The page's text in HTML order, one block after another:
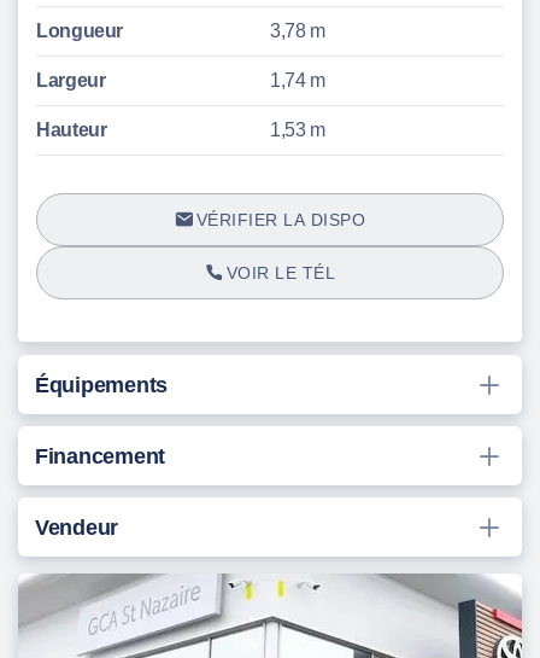
Longueur 3,78 m
Largeur 1,74 m
Hauteur 1,53 m
VÉRIFIER LA DISPO
VOIR LE TÉL
Équipements
Financement
Vendeur